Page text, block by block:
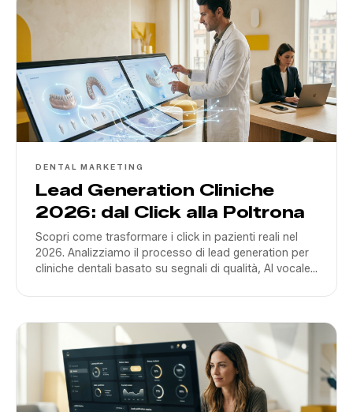
DENTAL MARKETING
Lead Generation Cliniche
2026: dal Click alla Poltrona
Scopri come trasformare i click in pazienti reali nel
2026. Analizziamo il processo di lead generation per
cliniche dentali basato su segnali di qualità, AI vocale